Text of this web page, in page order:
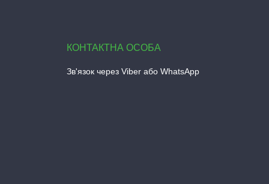
Зв'язок через Viber або WhatsApp